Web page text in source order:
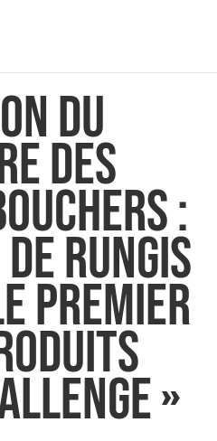
du
des
:
Rungis
premier
»